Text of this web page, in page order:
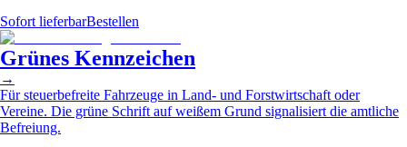
Sofort lieferbarBestellen
Grünes Kennzeichen
→
Für steuerbefreite Fahrzeuge in Land- und Forstwirtschaft oder
Vereine. Die grüne Schrift auf weißem Grund signalisiert die amtliche
Befreiung.